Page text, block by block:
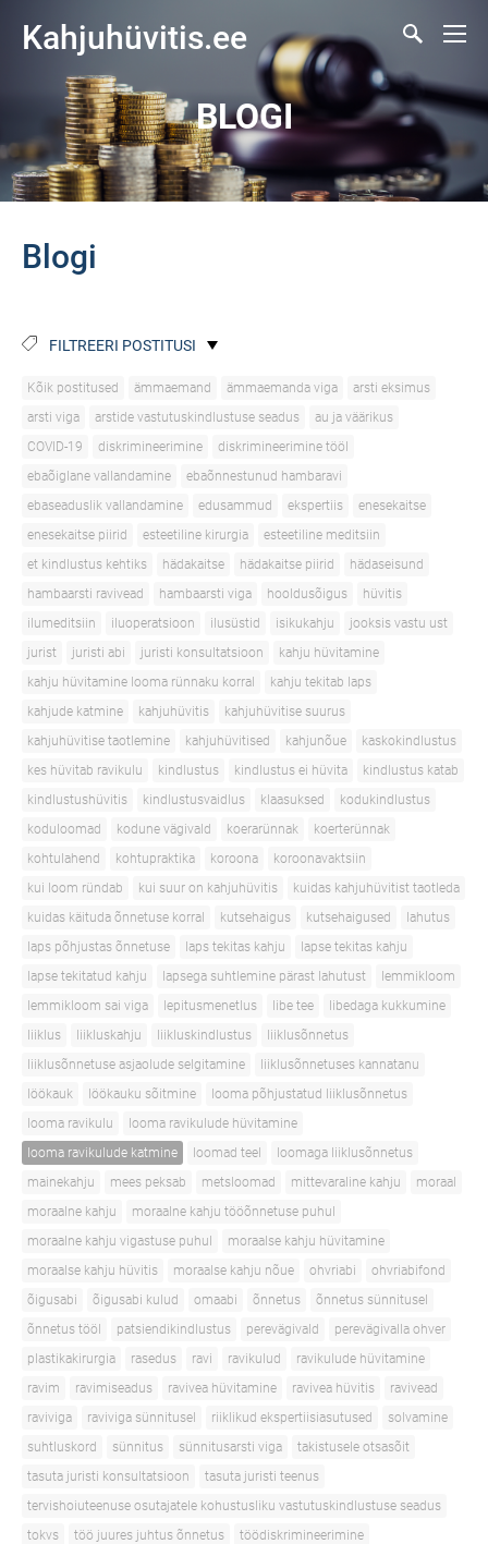
Kahjuhüvitis.ee
BLOGI
Blogi
FILTREERI POSTITUSI
Kõik postitused ämmaemand ämmaemanda viga
arsti eksimus
arsti viga
arstide vastutuskindlustuse seadus
au ja väärikus
COVID-19
diskrimineerimine
diskrimineerimine tööl
ebaõiglane vallandamine
ebaõnnestunud hambaravi
ebaseaduslik vallandamine
edusammud ekspertiis
enesekaitse
enesekaitse piirid
esteetiline kirurgia
esteetiline meditsiin
et kindlustus kehtiks
hädakaitse hädakaitse piirid
hädaseisund
hambaarsti ravivead
hambaarsti viga hooldusõigus
hüvitis
ilumeditsiin
iluoperatsioon ilusüstid isikukahju
jooksis vastu ust
jurist
juristi abi juristi konsultatsioon
kahju hüvitamine
kahju hüvitamine looma rünnaku korral
kahju tekitab laps
kahjude katmine
kahjuhüvitis
kahjuhüvitise suurus
kahjuhüvitise taotlemine
kahjuhüvitised kahjunõue
kaskokindlustus
kes hüvitab ravikulu
kindlustus kindlustus ei hüvita
kindlustus katab
kindlustushüvitis
kindlustusvaidlus klaasuksed
kodukindlustus
koduloomad
kodune vägivald koerarünnak
koerterünnak
kohtulahend
kohtupraktika koroona
koroonavaktsiin
kui loom ründab
kui suur on kahjuhüvitis
kuidas kahjuhüvitist taotleda
kuidas käituda õnnetuse korral
kutsehaigus kutsehaigused
lahutus
laps põhjustas õnnetuse
laps tekitas kahju
lapse tekitas kahju
lapse tekitatud kahju
lapsega suhtlemine pärast lahutust
lemmikloom
lemmikloom sai viga
lepitusmenetlus libe tee
libedaga kukkumine
liiklus
liikluskahju liikluskindlustus
liiklusõnnetus
liiklusõnnetuse asjaolude selgitamine
liiklusõnnetuses kannatanu
löökauk
löökauku sõitmine
looma põhjustatud liiklusõnnetus
looma ravikulu
looma ravikulude hüvitamine
looma ravikulude katmine
loomad teel
loomaga liiklusõnnetus
mainekahju
mees peksab metsloomad mittevaraline kahju
moraal
moraalne kahju
moraalne kahju tööõnnetuse puhul
moraalne kahju vigastuse puhul
moraalse kahju hüvitamine
moraalse kahju hüvitis
moraalse kahju nõue ohvriabi
ohvriabifond
õigusabi
õigusabi kulud omaabi õnnetus
õnnetus sünnitusel
õnnetus tööl
patsiendikindlustus perevägivald
perevägivalla ohver
plastikakirurgia
rasedus ravi ravikulud
ravikulude hüvitamine
ravim
ravimiseadus ravivea hüvitamine ravivea hüvitis
ravivead
raviviga
raviviga sünnitusel riiklikud ekspertiisiasutused
solvamine
suhtluskord
sünnitus sünnitusarsti viga
takistusele otsasõit
tasuta juristi konsultatsioon
tasuta juristi teenus
tervishoiuteenuse osutajatele kohustusliku vastutuskindlustuse seadus
tokvs
töö juures juhtus õnnetus
töödiskrimineerimine